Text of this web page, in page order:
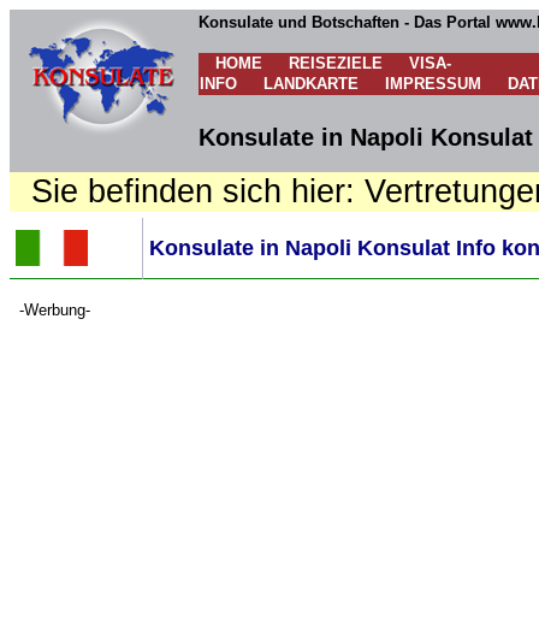
Konsulate und Botschaften - Das Portal
HOME REISEZIELE
VISA-
INFO
LANDKARTE IMPRESSUM
Konsulate in Napoli
Sie befinden sich hier:
Konsulate in Napoli Konsulat Info
-Werbung-